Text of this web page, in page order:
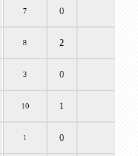
7 0
8 2
3 0
10 1
1 0